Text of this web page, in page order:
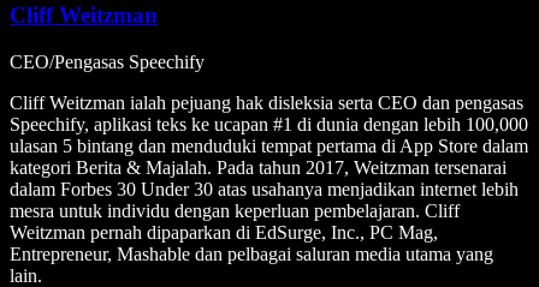
Cliff Weitzman
CEO/Pengasas Speechify
Cliff Weitzman ialah pejuang hak disleksia serta CEO dan pengasas
Speechify, aplikasi teks ke ucapan #1 di dunia dengan lebih 100,000
ulasan 5 bintang dan menduduki tempat pertama di App Store dalam
kategori Berita & Majalah. Pada tahun 2017, Weitzman tersenarai
dalam Forbes 30 Under 30 atas usahanya menjadikan internet lebih
mesra untuk individu dengan keperluan pembelajaran. Cliff
Weitzman pernah dipaparkan di EdSurge, Inc., PC Mag,
Entrepreneur, Mashable dan pelbagai saluran media utama yang
lain.